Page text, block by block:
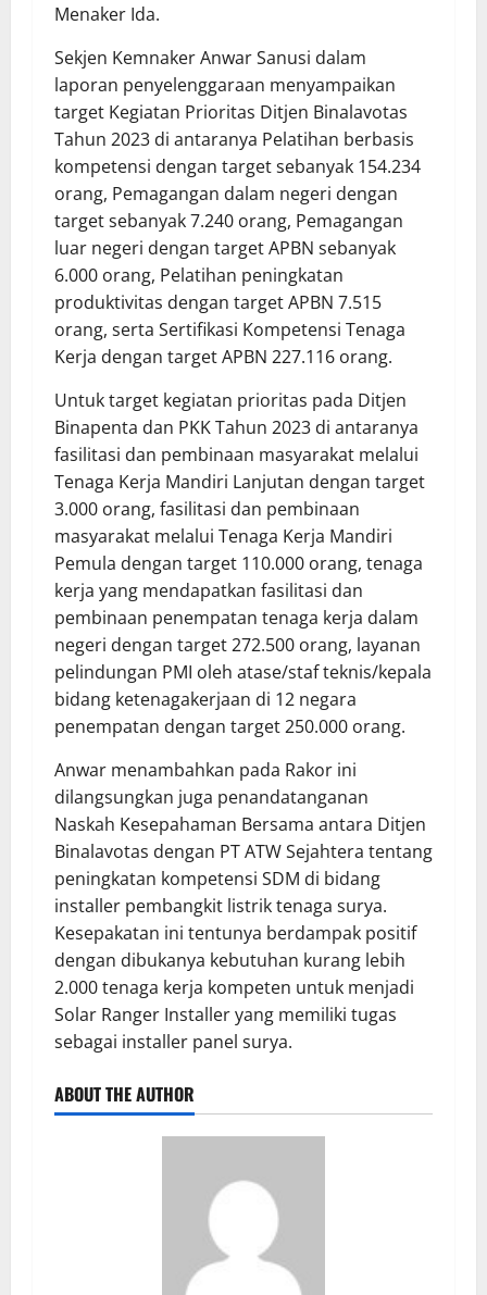
Menaker Ida.
Sekjen Kemnaker Anwar Sanusi dalam
laporan penyelenggaraan menyampaikan
target Kegiatan Prioritas Ditjen Binalavotas
Tahun 2023 di antaranya Pelatihan berbasis
kompetensi dengan target sebanyak 154.234
orang, Pemagangan dalam negeri dengan
target sebanyak 7.240 orang, Pemagangan
luar negeri dengan target APBN sebanyak
6.000 orang, Pelatihan peningkatan
produktivitas dengan target APBN 7.515
orang, serta Sertifikasi Kompetensi Tenaga
Kerja dengan target APBN 227.116 orang.
Untuk target kegiatan prioritas pada Ditjen
Binapenta dan PKK Tahun 2023 di antaranya
fasilitasi dan pembinaan masyarakat melalui
Tenaga Kerja Mandiri Lanjutan dengan target
3.000 orang, fasilitasi dan pembinaan
masyarakat melalui Tenaga Kerja Mandiri
Pemula dengan target 110.000 orang, tenaga
kerja yang mendapatkan fasilitasi dan
pembinaan penempatan tenaga kerja dalam
negeri dengan target 272.500 orang, layanan
pelindungan PMI oleh atase/staf teknis/kepala
bidang ketenagakerjaan di 12 negara
penempatan dengan target 250.000 orang.
Anwar menambahkan pada Rakor ini
dilangsungkan juga penandatanganan
Naskah Kesepahaman Bersama antara Ditjen
Binalavotas dengan PT ATW Sejahtera tentang
peningkatan kompetensi SDM di bidang
installer pembangkit listrik tenaga surya.
Kesepakatan ini tentunya berdampak positif
dengan dibukanya kebutuhan kurang lebih
2.000 tenaga kerja kompeten untuk menjadi
Solar Ranger Installer yang memiliki tugas
sebagai installer panel surya.
ABOUT THE AUTHOR